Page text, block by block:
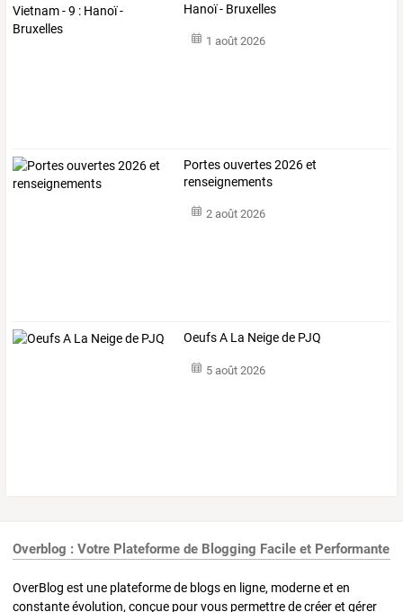
Hanoï - Bruxelles
1 août 2026
Portes ouvertes 2026 et
renseignements
2 août 2026
Oeufs A La Neige de PJQ
5 août 2026
Overblog : Votre Plateforme de Blogging Facile et Performante
OverBlog est une plateforme de blogs en ligne, moderne et en
constante évolution, conçue pour vous permettre de créer et gérer